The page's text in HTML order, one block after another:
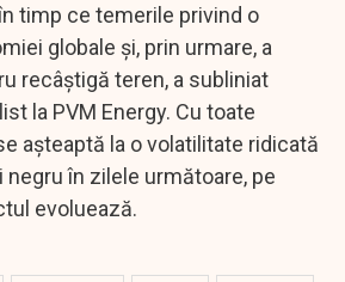
timp ce temerile privind o
globale și, prin urmare, a
recâștigă teren, a subliniat
la PVM Energy. Cu toate
așteaptă la o volatilitate ridicată
negru în zilele următoare, pe
evoluează.